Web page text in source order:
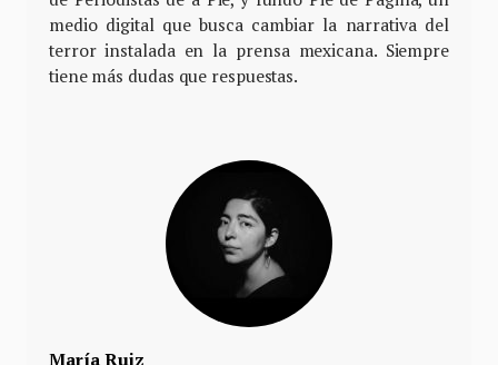
medio digital que busca cambiar la narrativa del
terror instalada en la prensa mexicana. Siempre
tiene más dudas que respuestas.
María Ruiz